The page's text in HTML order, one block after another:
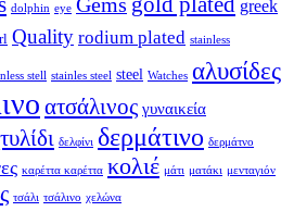
dolphin eye
greek
Quality rodium plated stainless
stell stainles steel steel Watches αλυσίδες
ατσάλινος γυναικεία
δελφίνι δερμάτινο δερμάτνο
καρέττα καρέττα κολιέ μάτι ματάκι μενταγιόν
τσάλι τσάλινο χελώνα